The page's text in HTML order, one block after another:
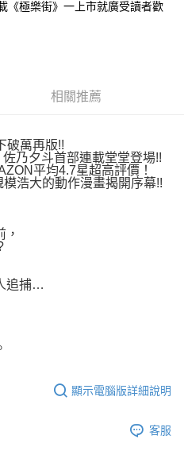
」之結帳頁面顯示為準，若有關於
相關疑問，請聯繫「AFTEE先享後付
資料，並將交易相關給付款項請求債
理人或監護人之同意方可使用
者引起之損失，本公司不負相關責
度不足之情形，本公司將視審查結果
資訊註冊。若發現惡意使用之情形，
戶之使用額度並採取法律行動。
運費
)免運費
《極樂街》一上市就廣受讀者歡
相關推薦
破萬再版!!
乃夕斗首部連載堂堂登場!!
平均4.7星超高評價！
浩大的動作漫畫揭開序幕!!
追捕…
顯示電腦版詳細說明
客服